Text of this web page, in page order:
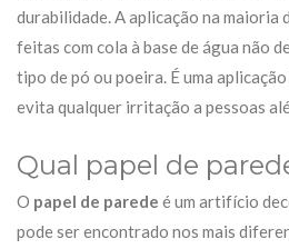
durabilidade. A aplicação na maioria
feitas com cola à base de água não
tipo de pó ou poeira. É uma
evita qualquer irritação a pessoas
Qual papel de
O papel de parede é um artifício
pode ser encontrado nos mais